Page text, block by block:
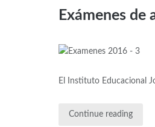
Exámenes de
El Instituto Educacional
Continue reading